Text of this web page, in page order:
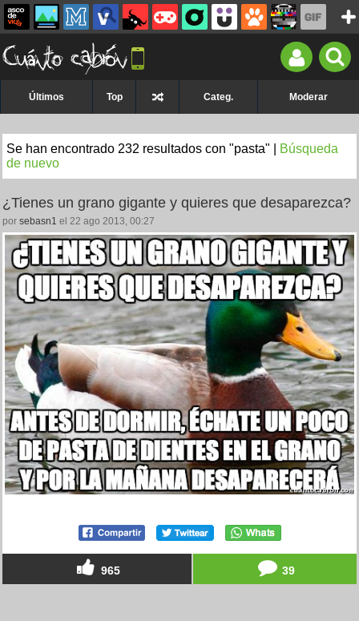
Últimos Top Categ. Moderar
Se han encontrado 232 resultados con "pasta" |
Búsqueda
de nuevo
¿Tienes un grano gigante y quieres que desaparezca?
por sebasn1 el 22 ago 2013, 00:27
965 39